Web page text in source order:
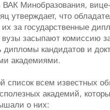
ВАК Минобразования,
утверждает, что
за государственные
вузы засыпают комиссию
дипломы кандидатов и
академиями.
список всем известных
академий,
о них: